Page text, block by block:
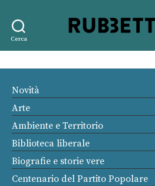
Cerca
Novità
Arte
Ambiente e Territorio
Biblioteca liberale
Biografie e storie vere
Centenario del Partito Popolare